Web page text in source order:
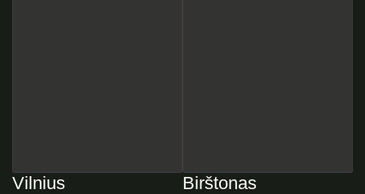
Vilnius Birštonas